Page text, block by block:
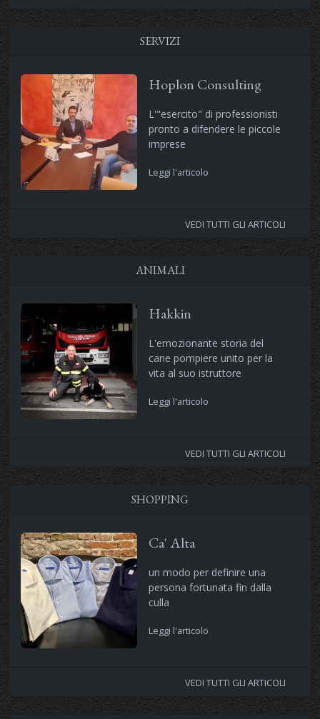
SERVIZI
Hoplon Consulting
L'"esercito" di professionisti
pronto a difendere le piccole
imprese
Leggi l'articolo
VEDI TUTTI GLI ARTICOLI
ANIMALI
Hakkin
L'emozionante storia del
cane pompiere unito per la
vita al suo istruttore
Leggi l'articolo
VEDI TUTTI GLI ARTICOLI
SHOPPING
Ca' Alta
un modo per definire una
persona fortunata fin dalla
culla
Leggi l'articolo
VEDI TUTTI GLI ARTICOLI